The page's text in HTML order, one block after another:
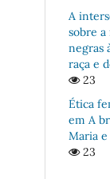
A
sobre a
negras
raça e
23
Ética
em A
Maria
23